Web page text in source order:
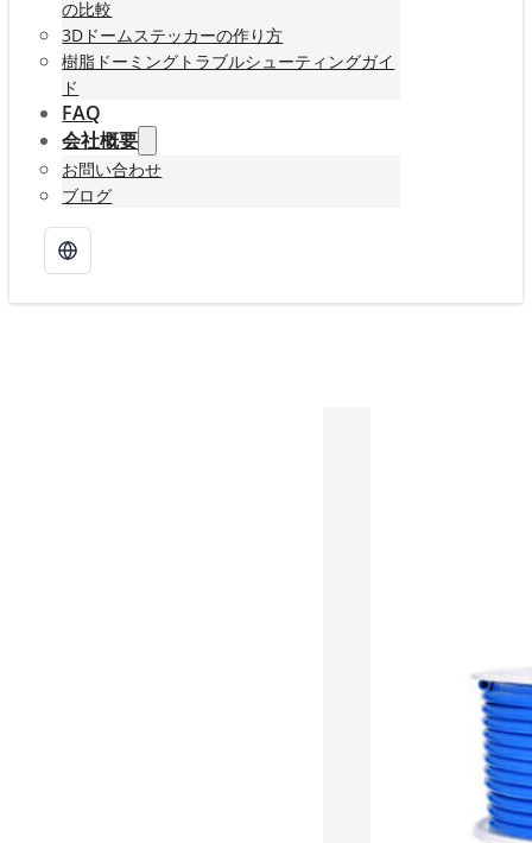
の比較
3Dドームステッカーの作り方
樹脂ドーミングトラブルシューティングガイ
ド
FAQ
会社概要
お問い合わせ
ブログ